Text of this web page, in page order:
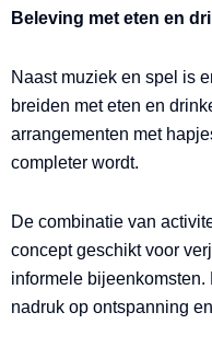
Beleving met eten en
Naast muziek en spel is
breiden met eten en
arrangementen met
completer wordt.
De combinatie van
concept geschikt voor
informele
nadruk op ontspanning